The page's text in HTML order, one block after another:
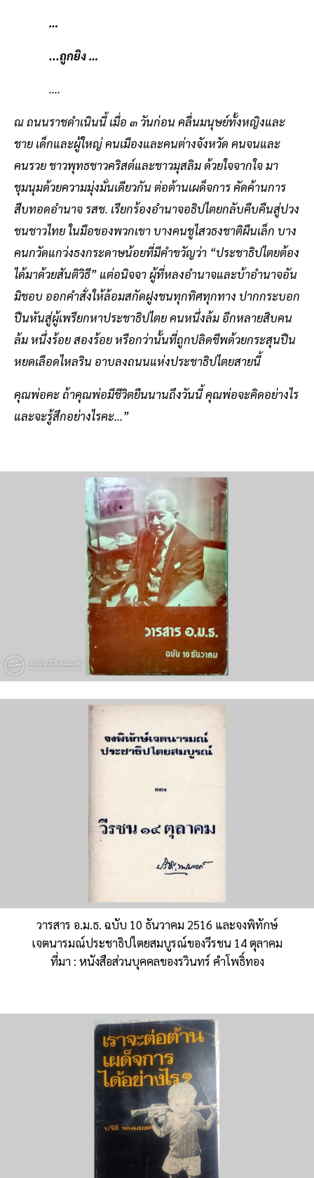
…
...ถูกยิง …
....
ณ ถนนราชดำเนินนี้ เมื่อ ๓ วันก่อน คลื่นมนุษย์ทั้งหญิงและ
ชาย เด็กและผู้ใหญ่ คนเมืองและคนต่างจังหวัด คนจนและ
คนรวย ชาวพุทธชาวคริสต์และชาวมุสลิม ด้วยใจจากใจ มา
ชุมนุมด้วยความมุ่งมั่นเดียวกัน ต่อต้านเผด็จการ คัดค้านการ
สืบทอดอำนาจ รสช. เรียกร้องอำนาจอธิปไตยกลับคืบคืนสู่ปวง
ชนชาวไทย ในมือของพวกเขา บางคนชูไสวธงชาติผืนเล็ก บาง
คนกวัดแกว่งธงกระดาษน้อยที่มีคำขวัญว่า “ประชาธิปไตยต้อง
ได้มาด้วยสันติวิธี” แต่อนิจจา ผู้ที่หลงอำนาจและบ้าอำนาจอัน
มิชอบ ออกคำสั่งให้ล้อมสกัดฝูงชนทุกทิศทุกทาง ปากกระบอก
ปืนหันสู่ผู้เพรียกหาประชาธิปไตย คนหนึ่งล้ม อีกหลายสิบคน
ล้ม หนึ่งร้อย สองร้อย หรือกว่านั้นที่ถูกปลิดชีพด้วยกระสุนปืน
หยดเลือดไหลริน อาบลงถนนแห่งประชาธิปไตยสายนี้
คุณพ่อคะ ถ้าคุณพ่อมีชีวิตยืนนานถึงวันนี้ คุณพ่อจะคิดอย่างไร
และจะรู้สึกอย่างไรคะ...”
วารสาร อ.ม.ธ. ฉบับ 10 ธันวาคม 2516 และจงพิทักษ์
เจตนารมณ์ประชาธิปไตยสมบูรณ์ของวีรชน 14 ตุลาคม
ที่มา : หนังสือส่วนบุคคลของรวินทร์ คำโพธิ์ทอง